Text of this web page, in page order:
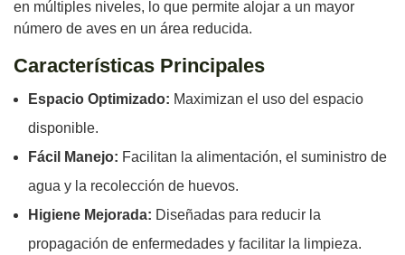
en múltiples niveles, lo que permite alojar a un mayor
número de aves en un área reducida.
Características Principales
Espacio Optimizado: Maximizan el uso del espacio
disponible.
Fácil Manejo: Facilitan la alimentación, el suministro de
agua y la recolección de huevos.
Higiene Mejorada: Diseñadas para reducir la
propagación de enfermedades y facilitar la limpieza.